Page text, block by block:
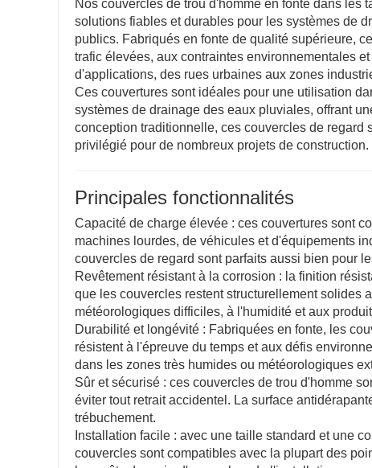
Nos couvercles de trou d'homme en fonte dans les
solutions fiables et durables pour les systèmes de
publics. Fabriqués en fonte de qualité supérieure,
trafic élevées, aux contraintes environnementales
d'applications, des rues urbaines aux zones
Ces couvertures sont idéales pour une utilisation
systèmes de drainage des eaux pluviales, offrant
conception traditionnelle, ces couvercles de regard
privilégié pour de nombreux projets de construction.
Principales fonctionnalités
Capacité de charge élevée : ces couvertures sont
machines lourdes, de véhicules et d'équipements
couvercles de regard sont parfaits aussi bien pour
Revêtement résistant à la corrosion : la finition
que les couvercles restent structurellement solides
météorologiques difficiles, à l'humidité et aux
Durabilité et longévité : Fabriquées en fonte, les
résistent à l'épreuve du temps et aux défis
dans les zones très humides ou météorologiques
Sûr et sécurisé : ces couvercles de trou d'homme
éviter tout retrait accidentel. La surface
trébuchement.
Installation facile : avec une taille standard et une
couvercles sont compatibles avec la plupart des